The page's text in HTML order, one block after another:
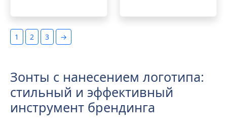
1 2 3 →
Зонты с нанесением логотипа:
стильный и эффективный
инструмент брендинга